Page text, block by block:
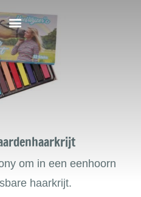
om in een eenhoorn
haarkrijt.